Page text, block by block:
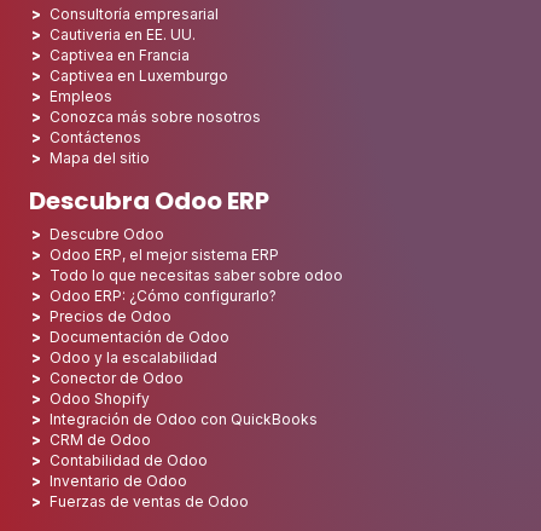
Consultoría empresarial
Cautiveria en EE. UU.
Captivea en Francia
Captivea en Luxemburgo
Empleos
Conozca más sobre nosotros
Contáctenos
Mapa del sitio
Descubra Odoo ERP
Descubre Odoo
Odoo ERP, el mejor sistema ERP
Todo lo que necesitas saber sobre odoo
Odoo ERP: ¿Cómo configurarlo?
Precios de Odoo
Documentación de Odoo
Odoo y la escalabilidad
Conector de Odoo
Odoo Shopify
Integración de Odoo con QuickBooks
CRM de Odoo
Contabilidad de Odoo
Inventario de Odoo
Fuerzas de ventas de Odoo